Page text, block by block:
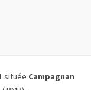
située Campagnan